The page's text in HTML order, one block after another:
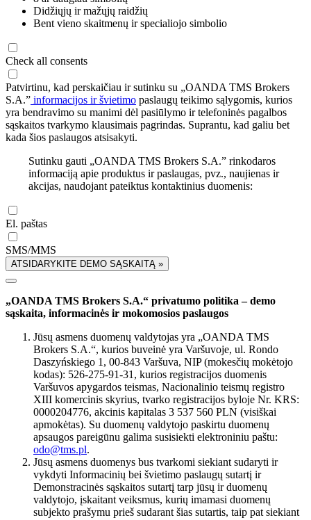
Didžiųjų ir mažųjų raidžių
Bent vieno skaitmenų ir specialiojo simbolio
Check all consents
Patvirtinu, kad perskaičiau ir sutinku su „OANDA TMS Brokers
S.A.” informacijos ir švietimo paslaugų teikimo sąlygomis, kurios
yra bendravimo su manimi dėl pasiūlymo ir telefoninės pagalbos
sąskaitos tvarkymo klausimais pagrindas. Suprantu, kad galiu bet
kada šios paslaugos atsisakyti.
Sutinku gauti „OANDA TMS Brokers S.A.” rinkodaros
informaciją apie produktus ir paslaugas, pvz., naujienas ir
akcijas, naudojant pateiktus kontaktinius duomenis:
El. paštas
SMS/MMS
ATSIDARYKITE DEMO SĄSKAITĄ »
„OANDA TMS Brokers S.A.“ privatumo politika – demo
sąskaita, informacinės ir mokomosios paslaugos
Jūsų asmens duomenų valdytojas yra „OANDA TMS
Brokers S.A.“, kurios buveinė yra Varšuvoje, ul. Rondo
Daszyńskiego 1, 00-843 Varšuva, NIP (mokesčių mokėtojo
kodas): 526-275-91-31, kurios registracijos duomenis
Varšuvos apygardos teismas, Nacionalinio teismų registro
XIII komercinis skyrius, tvarko registracijos byloje Nr. KRS:
0000204776, akcinis kapitalas 3 537 560 PLN (visiškai
apmokėtas). Su duomenų valdytojo paskirtu duomenų
apsaugos pareigūnu galima susisiekti elektroniniu paštu:
odo@tms.pl.
Jūsų asmens duomenys bus tvarkomi siekiant sudaryti ir
vykdyti Informacinių bei švietimo paslaugų sutartį ir
Demonstracinės sąskaitos sutartį tarp jūsų ir duomenų
valdytojo, įskaitant veiksmus, kurių imamasi duomenų
subjekto prašymu prieš sudarant šias sutartis, taip pat siekiant